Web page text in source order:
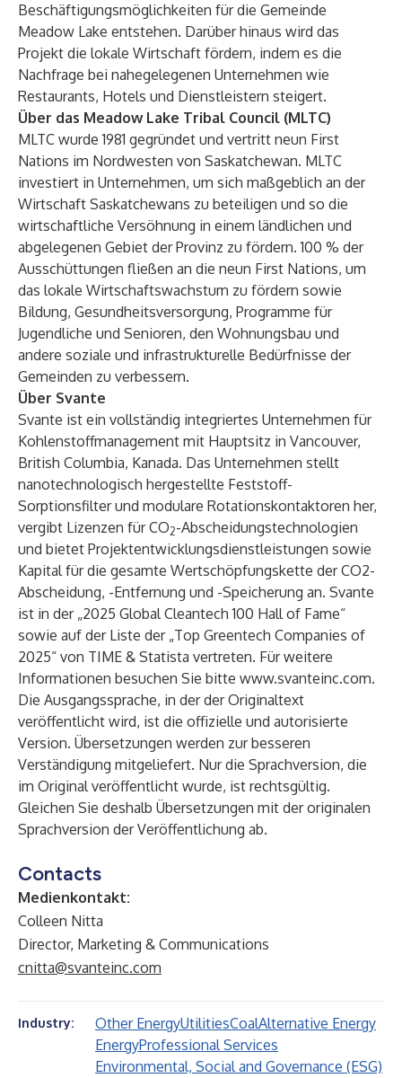
Beschäftigungsmöglichkeiten für die Gemeinde
Meadow Lake entstehen. Darüber hinaus wird das
Projekt die lokale Wirtschaft fördern, indem es die
Nachfrage bei nahegelegenen Unternehmen wie
Restaurants, Hotels und Dienstleistern steigert.
Über das Meadow Lake Tribal Council (MLTC)
MLTC wurde 1981 gegründet und vertritt neun First
Nations im Nordwesten von Saskatchewan. MLTC
investiert in Unternehmen, um sich maßgeblich an der
Wirtschaft Saskatchewans zu beteiligen und so die
wirtschaftliche Versöhnung in einem ländlichen und
abgelegenen Gebiet der Provinz zu fördern. 100 % der
Ausschüttungen fließen an die neun First Nations, um
das lokale Wirtschaftswachstum zu fördern sowie
Bildung, Gesundheitsversorgung, Programme für
Jugendliche und Senioren, den Wohnungsbau und
andere soziale und infrastrukturelle Bedürfnisse der
Gemeinden zu verbessern.
Über Svante
Svante ist ein vollständig integriertes Unternehmen für
Kohlenstoffmanagement mit Hauptsitz in Vancouver,
British Columbia, Kanada. Das Unternehmen stellt
nanotechnologisch hergestellte Feststoff-
Sorptionsfilter und modulare Rotationskontaktoren her,
vergibt Lizenzen für CO2-Abscheidungstechnologien
und bietet Projektentwicklungsdienstleistungen sowie
Kapital für die gesamte Wertschöpfungskette der CO2-
Abscheidung, -Entfernung und -Speicherung an. Svante
ist in der „2025 Global Cleantech 100 Hall of Fame“
sowie auf der Liste der „Top Greentech Companies of
2025“ von TIME & Statista vertreten. Für weitere
Informationen besuchen Sie bitte www.svanteinc.com.
Die Ausgangssprache, in der der Originaltext
veröffentlicht wird, ist die offizielle und autorisierte
Version. Übersetzungen werden zur besseren
Verständigung mitgeliefert. Nur die Sprachversion, die
im Original veröffentlicht wurde, ist rechtsgültig.
Gleichen Sie deshalb Übersetzungen mit der originalen
Sprachversion der Veröffentlichung ab.
Contacts
Medienkontakt:
Colleen Nitta
Director, Marketing & Communications
cnitta@svanteinc.com
Industry: Other EnergyUtilitiesCoalAlternative Energy
EnergyProfessional Services
Environmental, Social and Governance (ESG)